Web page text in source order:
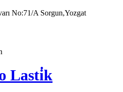
No:71/A Sorgun,Yozgat
Lasti̇k